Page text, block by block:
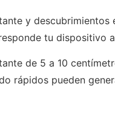
y
tu dispositivo
de 5 a 10
rápidos pueden